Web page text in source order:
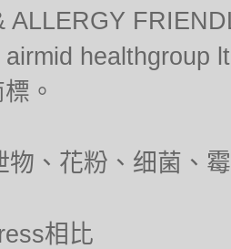
ALLERGY
healthgroup
。
物、花粉、细菌、
相比